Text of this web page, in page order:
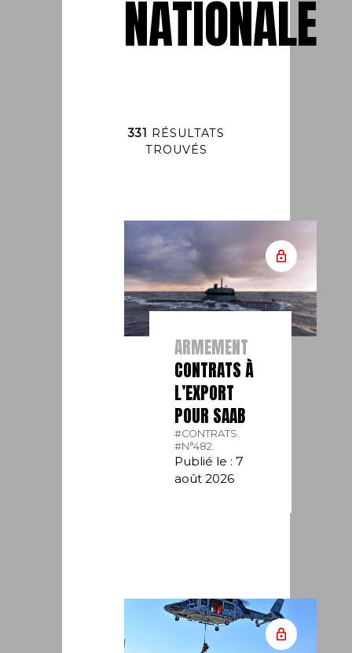
NATIONALE
331 RÉSULTATS
TROUVÉS
ARMEMENT
CONTRATS À
L’EXPORT
POUR SAAB
#CONTRATS.
#N°482.
Publié le : 7
août 2026